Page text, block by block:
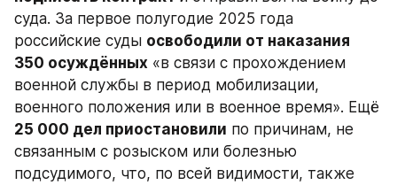
суда. За первое полугодие 2025 года
российские суды освободили от наказания
350 осуждённых «‎в связи с прохождением
военной службы в период мобилизации,
25 000 дел приостановили по причинам, не
связанным с розыском или болезнью